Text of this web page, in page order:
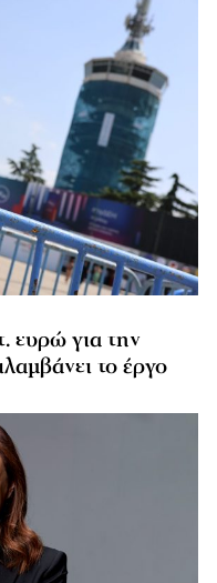
ευρώ για την
το έργο